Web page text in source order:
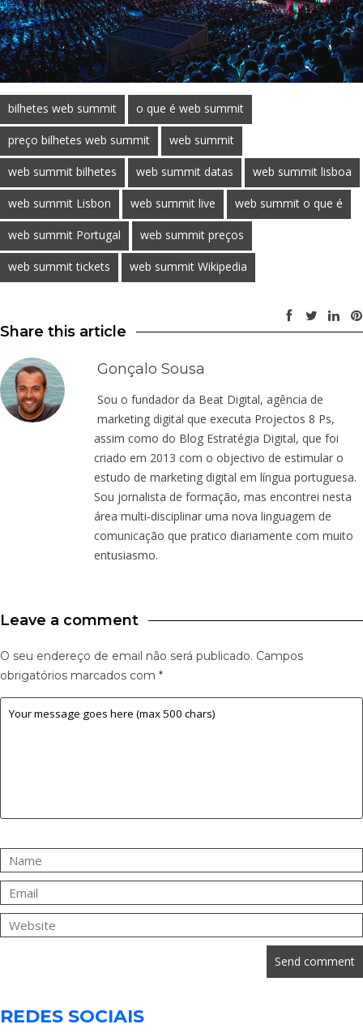
bilhetes web summit o que é web summit
preço bilhetes web summit web summit
web summit bilhetes web summit datas web summit lisboa
web summit Lisbon web summit live web summit o que é
web summit Portugal web summit preços
web summit tickets web summit Wikipedia
Share this article
Gonçalo Sousa
Sou o fundador da Beat Digital, agência de
marketing digital que executa Projectos 8 Ps,
assim como do Blog Estratégia Digital, que foi
criado em 2013 com o objectivo de estimular o
estudo de marketing digital em língua portuguesa.
Sou jornalista de formação, mas encontrei nesta
área multi-disciplinar uma nova linguagem de
comunicação que pratico diariamente com muito
entusiasmo.
Leave a comment
O seu endereço de email não será publicado. Campos
obrigatórios marcados com *
REDES SOCIAIS